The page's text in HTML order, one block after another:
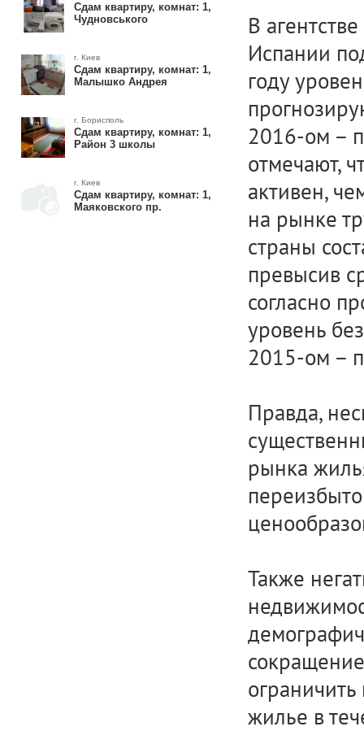
Сдам квартиру, комнат: 1,
Чудновського
г. Киев
Сдам квартиру, комнат: 1,
Малышко Андрея
г. Борисполь
Сдам квартиру, комнат: 1,
Район 3 школы
г. Киев
Сдам квартиру, комнат: 1,
Маяковского пр.
В
Испании
году
2016-ом –
отмечают,
активен,
на рынке
страны
превысив
согласно
уровень
2015-ом –
Правда,
рынка
Также
жилье в